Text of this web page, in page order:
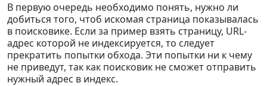
В первую очередь необходимо понять, нужно ли
добиться того, чтоб искомая страница показывалась
в поисковике. Если за пример взять страницу, URL-
адрес которой не индексируется, то следует
прекратить попытки обхода. Эти попытки ни к чему
не приведут, так как поисковик не сможет отправить
нужный адрес в индекс.